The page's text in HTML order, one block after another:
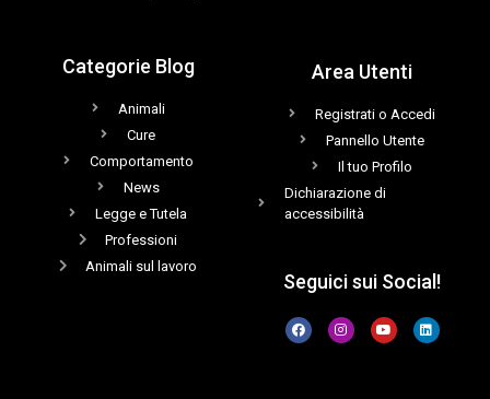
Categorie Blog
Animali
Cure
Comportamento
News
Legge e Tutela
Professioni
Animali sul lavoro
Area Utenti
Registrati o Accedi
Pannello Utente
Il tuo Profilo
Dichiarazione di
accessibilità
Seguici sui Social!